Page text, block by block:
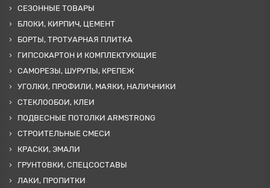
СЕЗОННЫЕ ТОВАРЫ
БЛОКИ, КИРПИЧ, ЦЕМЕНТ
БОРТЫ, ТРОТУАРНАЯ ПЛИТКА
ГИПСОКАРТОН И КОМПЛЕКТУЮЩИЕ
САМОРЕЗЫ, ШУРУПЫ, КРЕПЕЖ
УГОЛКИ, ПРОФИЛИ, МАЯКИ, НАЛИЧНИКИ
СТЕКЛООБОИ, КЛЕИ
ПОДВЕСНЫЕ ПОТОЛКИ ARMSTRONG
СТРОИТЕЛЬНЫЕ СМЕСИ
КРАСКИ, ЭМАЛИ
ГРУНТОВКИ, СПЕЦСОСТАВЫ
ЛАКИ, ПРОПИТКИ